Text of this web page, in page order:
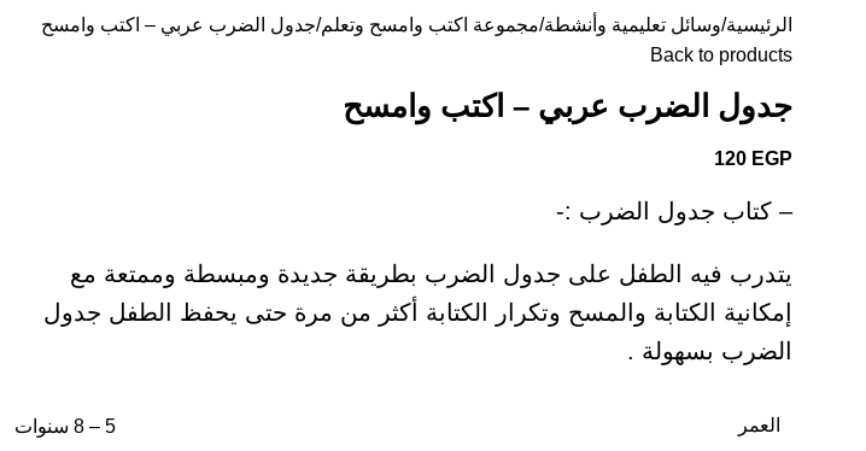
الرئيسية وسائل تعليمية وأنشطة مجموعة اكتب وامسح وتعلم جدول الضرب عربي – اكتب وامسح
Back to products
جدول الضرب عربي – اكتب وامسح
120 EGP
– كتاب جدول الضرب :-
يتدرب فيه الطفل على جدول الضرب بطريقة جديدة ومبسطة وممتعة مع
إمكانية الكتابة والمسح وتكرار الكتابة أكثر من مرة حتى يحفظ الطفل جدول
الضرب بسهولة .
العمر 5 – 8 سنوات